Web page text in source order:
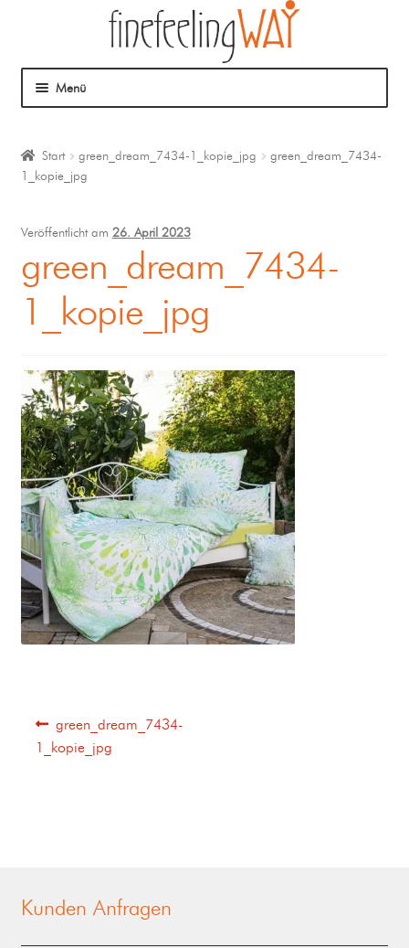
Menü
Mein Angebot
Coaching
Klangmassage
Start green_dream_7434-1_kopie_jpg
green_dream_7434-
1_kopie_jpg
Veröffentlicht am 26. April 2023
green_dream_7434-
1_kopie_jpg
green_dream_7434-
1_kopie_jpg
Kunden Anfragen